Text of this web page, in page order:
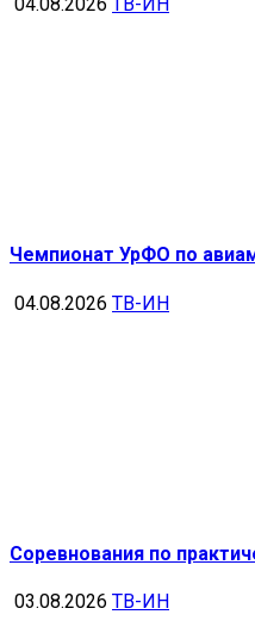
Чемпионат УрФО по
04.08.2026 ТВ-ИН
Соревнования по
03.08.2026 ТВ-ИН